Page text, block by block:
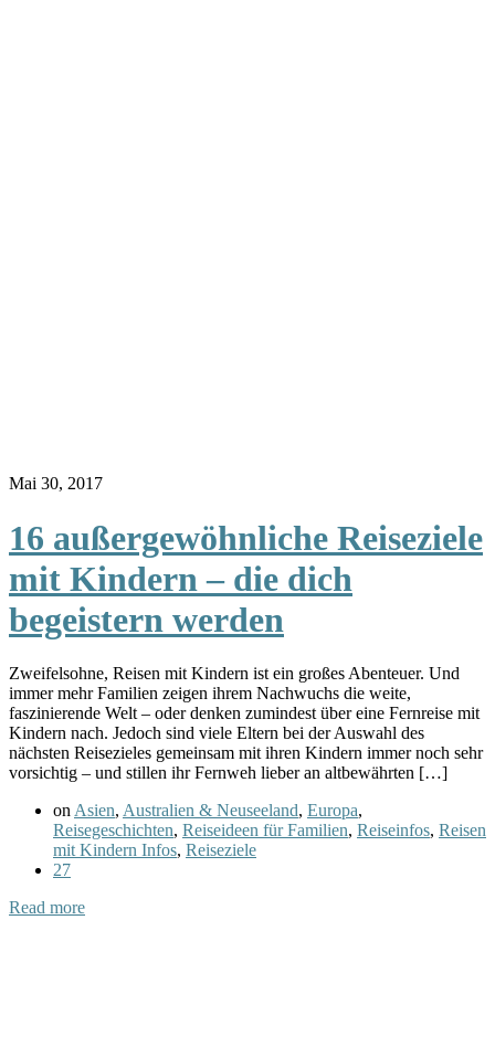
Mai 30, 2017
16 außergewöhnliche Reiseziele
mit Kindern – die dich
begeistern werden
Zweifelsohne, Reisen mit Kindern ist ein großes Abenteuer. Und
immer mehr Familien zeigen ihrem Nachwuchs die weite,
faszinierende Welt – oder denken zumindest über eine Fernreise mit
Kindern nach. Jedoch sind viele Eltern bei der Auswahl des
nächsten Reisezieles gemeinsam mit ihren Kindern immer noch sehr
vorsichtig – und stillen ihr Fernweh lieber an altbewährten […]
on Asien, Australien & Neuseeland, Europa,
Reisegeschichten, Reiseideen für Familien, Reiseinfos, Reisen
mit Kindern Infos, Reiseziele
27
Read more